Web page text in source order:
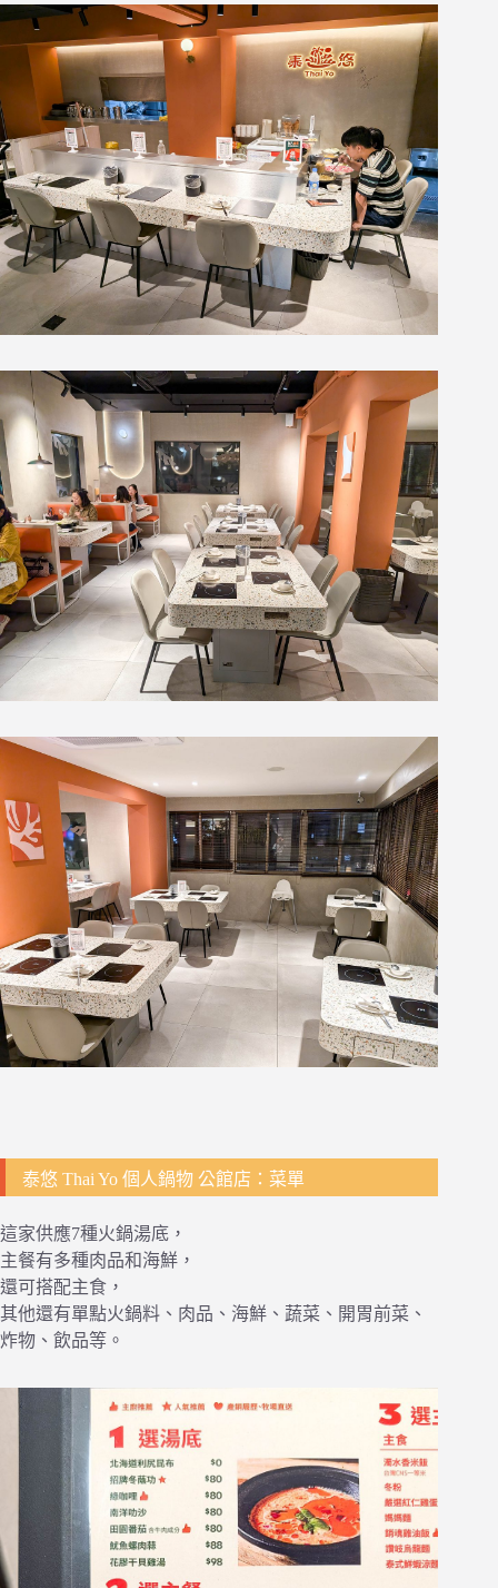
泰悠 Thai Yo 個人鍋物 公館店：菜單
這家供應7種火鍋湯底，
主餐有多種肉品和海鮮，
還可搭配主食，
其他還有單點火鍋料、肉品、海鮮、蔬菜、開胃前菜、
炸物、飲品等。